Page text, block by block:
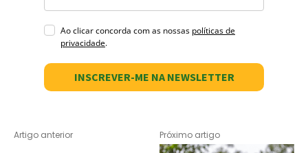
Ao clicar concorda com as nossas políticas de
privacidade.
INSCREVER-ME NA NEWSLETTER
Artigo anterior Próximo artigo